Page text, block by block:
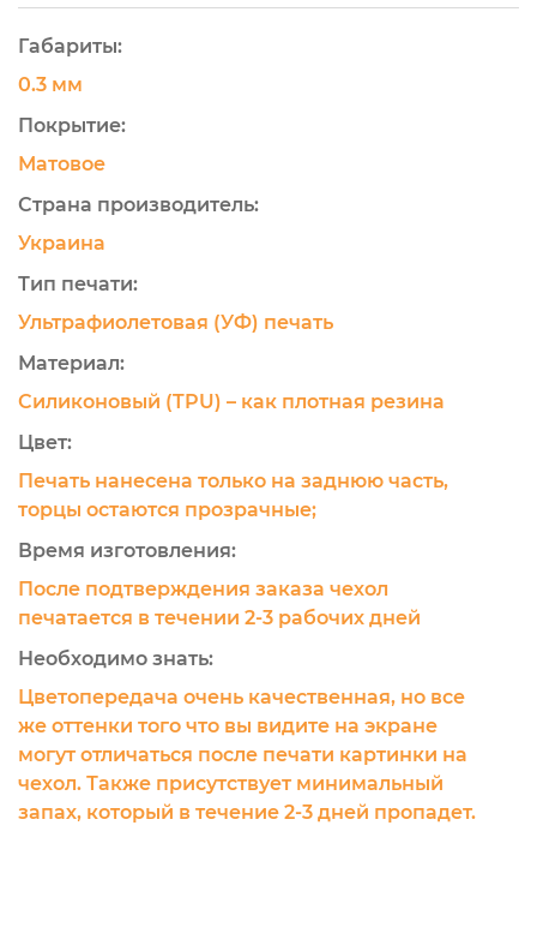
Габариты:
0.3 мм
Покрытие:
Матовое
Страна производитель:
Украина
Тип печати:
Ультрафиолетовая (УФ) печать
Материал:
Силиконовый (TPU) – как плотная резина
Цвет:
Печать нанесена только на заднюю часть,
торцы остаются прозрачные;
Время изготовления:
После подтверждения заказа чехол
печатается в течении 2-3 рабочих дней
Необходимо знать:
Цветопередача очень качественная, но все
же оттенки того что вы видите на экране
могут отличаться после печати картинки на
чехол. Также присутствует минимальный
запах, который в течение 2-3 дней пропадет.